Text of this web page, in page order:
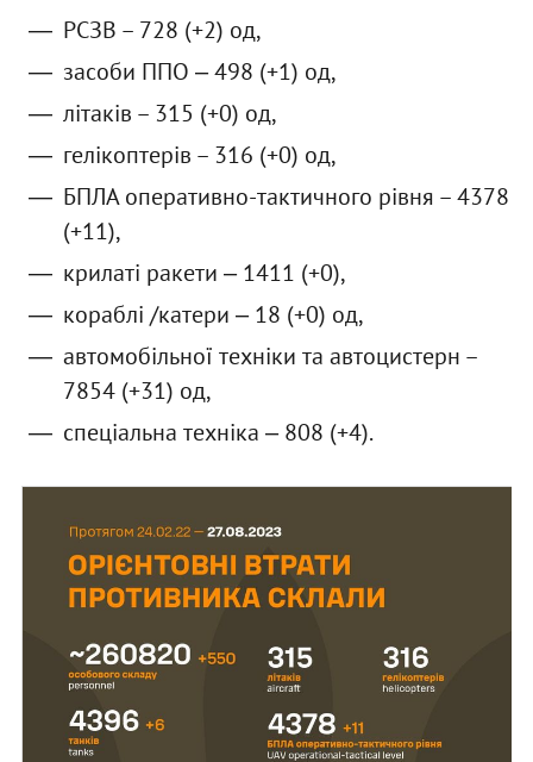
РСЗВ – 728 (+2) од,
засоби ППО ‒ 498 (+1) од,
літаків – 315 (+0) од,
гелікоптерів – 316 (+0) од,
БПЛА оперативно-тактичного рівня – 4378
(+11),
крилаті ракети ‒ 1411 (+0),
кораблі /катери ‒ 18 (+0) од,
автомобільної техніки та автоцистерн –
7854 (+31) од,
спеціальна техніка ‒ 808 (+4).